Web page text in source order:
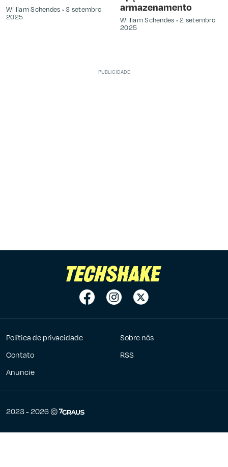
William Schendes
3 setembro
2025
armazenamento
William Schendes
2 setembro
2025
Política de privacidade
Sobre nós
Contato
RSS
Anuncie
2023 - 2026 ©7Graus